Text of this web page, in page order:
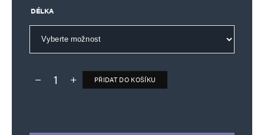
DÉLKA
Deník TO – verze bez reklam množství
PŘIDAT DO KOŠÍKU